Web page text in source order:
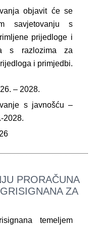
objavit će se
savjetovanju s
prijedloge i
s razlozima za
i primjedbi.
– 2028.
s javnošću –
2028.
PRORAČUNA
ZA
temeljem